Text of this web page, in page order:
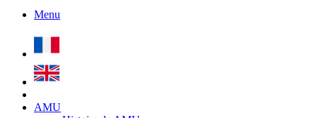
Menu
AMU